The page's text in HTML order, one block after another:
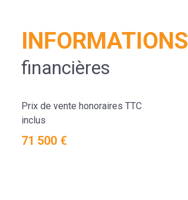
INFORMATIONS
financières
Prix de vente honoraires TTC
inclus
71 500 €